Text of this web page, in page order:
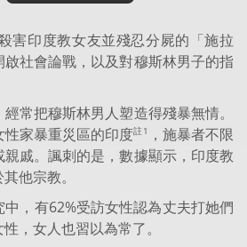
害印度教女友並殘忍分屍的「施拉
社會論戰，以及對穆斯林男子的指
常把穆斯林男人塑造得殘暴無情。
家暴重災區的印度註1
，施暴者不限
戚。諷刺的是，數據顯示，印度教
他宗教。
，有62%受訪女性認為丈夫打她們
，女人也習以為常了。